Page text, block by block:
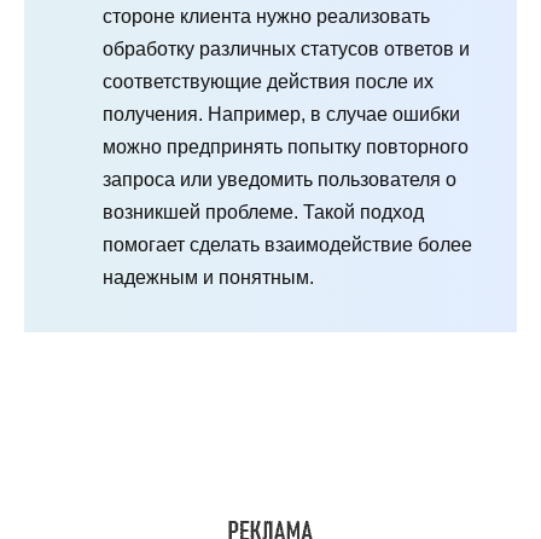
стороне клиента нужно реализовать
обработку различных статусов ответов и
соответствующие действия после их
получения. Например, в случае ошибки
можно предпринять попытку повторного
запроса или уведомить пользователя о
возникшей проблеме. Такой подход
помогает сделать взаимодействие более
надежным и понятным.